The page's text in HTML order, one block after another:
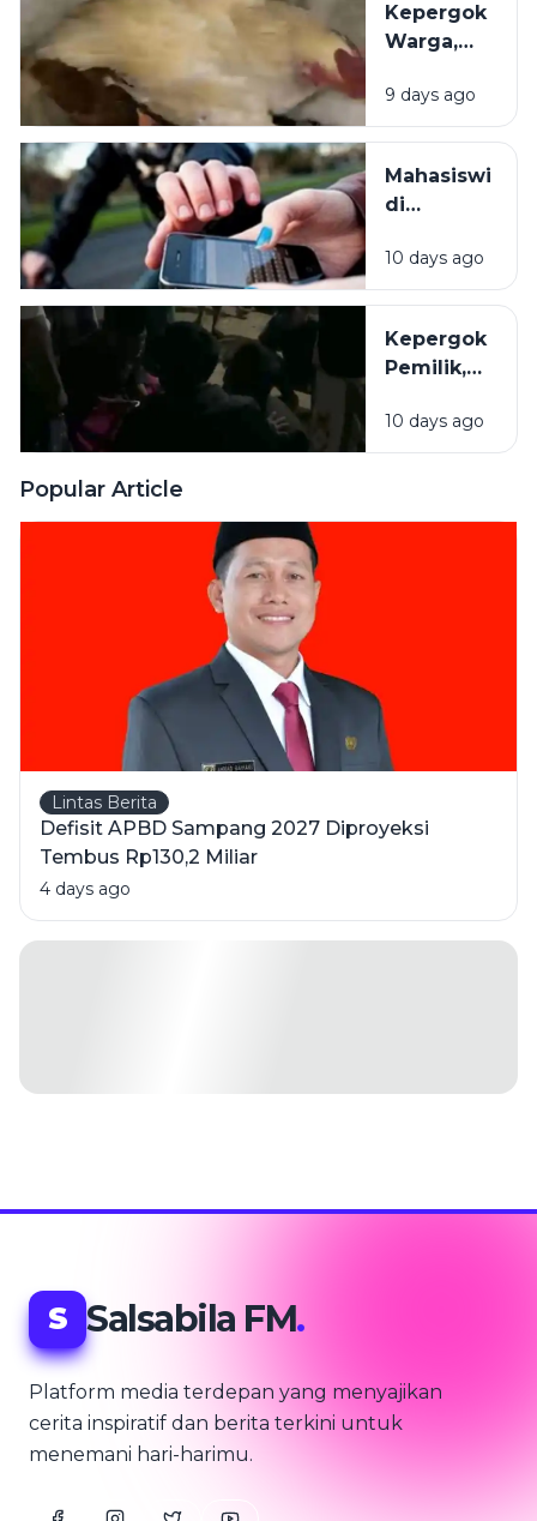
Giliyang
Sumenep
Kepergok
Warga,
Maling
Ayam di
Gagal
Total
9 days ago
Mahasiswi
di
Jatuh dari
Motor saat
Begal HP
10 days ago
Kepergok
Pemilik,
Motor di
Sampang
10 days ago
Popular Article
Lintas Berita
Defisit APBD Sampang 2027 Diproyeksi
Tembus Rp130,2 Miliar
4 days ago
S Salsabila FM.
Platform media terdepan yang menyajikan
cerita inspiratif dan berita terkini untuk
menemani hari-harimu.